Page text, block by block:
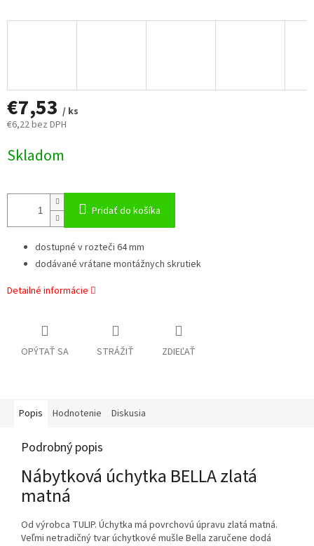
€7,53 / ks
€6,22 bez DPH
cena:
Skladom
Pridať do košíka
dostupné v rozteči 64 mm
dodávané vrátane montážnych skrutiek
Detailné informácie
OPÝTAŤ SA STRÁŽIŤ ZDIEĽAŤ
Popis Hodnotenie Diskusia
Podrobný popis
Nábytková úchytka BELLA zlatá
matná
Od výrobca TULIP. Úchytka má povrchovú úpravu zlatá matná.
Veľmi netradičný tvar úchytkové mušle Bella zaručene dodá